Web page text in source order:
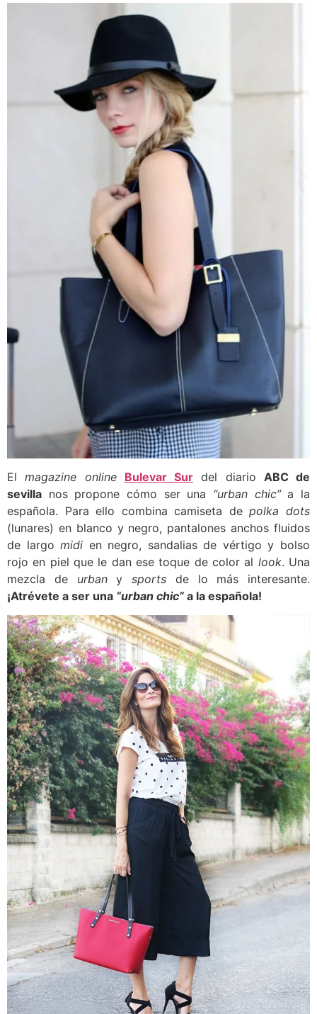
Elmagazine online Bulevar Sur del diario ABC de
sevilla nos propone cómo ser una “urban chic”a la
española. Para ello combina camiseta depolka dots
(lunares) en blanco y negro, pantalones anchos fluidos
de largo midi en negro, sandalias de vértigo y bolso
rojo en piel que le dan ese toque de color al look. Una
mezcla de urbany sports de lo más interesante.
¡Atrévete a ser una “urban chic” a la española!